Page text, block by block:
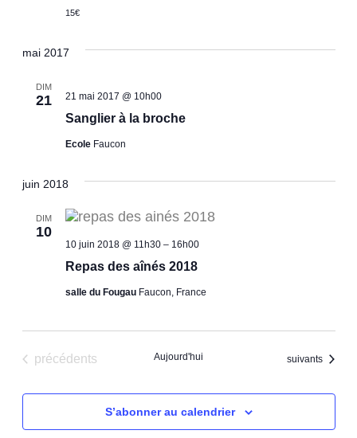
15€
mai 2017
DIM
21
Sanglier à la broche
21 mai 2017 @ 10h00
Ecole Faucon
juin 2018
DIM
10
Repas des aînés 2018
10 juin 2018 @ 11h30– 16h00
salle du Fougau Faucon, France
Évènements
précédents Aujourd'hui Évènements
suivants
S’abonner au calendrier